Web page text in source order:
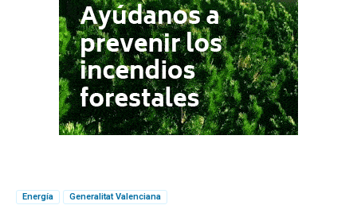
Energía Generalitat Valenciana